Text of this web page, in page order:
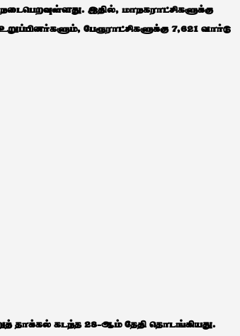
நடைபெறவுள்ளது. இதில், மாநகராட்சிகளுக்கு
பேரூராட்சிகளுக்கு 7,621 வார்டு
தாக்கல் கடந்த 28-ஆம் தேதி தொடங்கியது.